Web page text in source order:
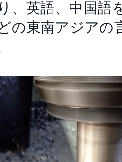
、英語、中国語
の東南アジアの